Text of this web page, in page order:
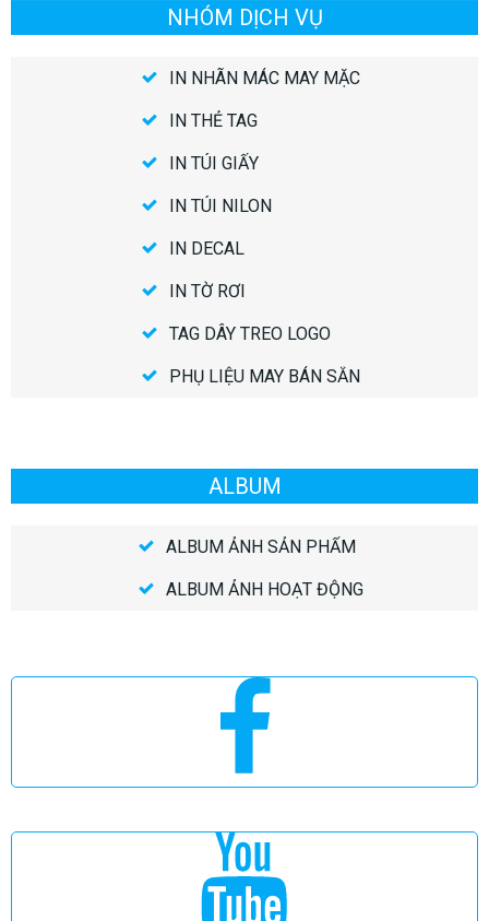
NHÓM DỊCH VỤ
IN NHÃN MÁC MAY MẶC
IN THẺ TAG
IN TÚI GIẤY
IN TÚI NILON
IN DECAL
IN TỜ RƠI
TAG DÂY TREO LOGO
PHỤ LIỆU MAY BÁN SẴN
ALBUM
ALBUM ẢNH SẢN PHẨM
ALBUM ẢNH HOẠT ĐỘNG